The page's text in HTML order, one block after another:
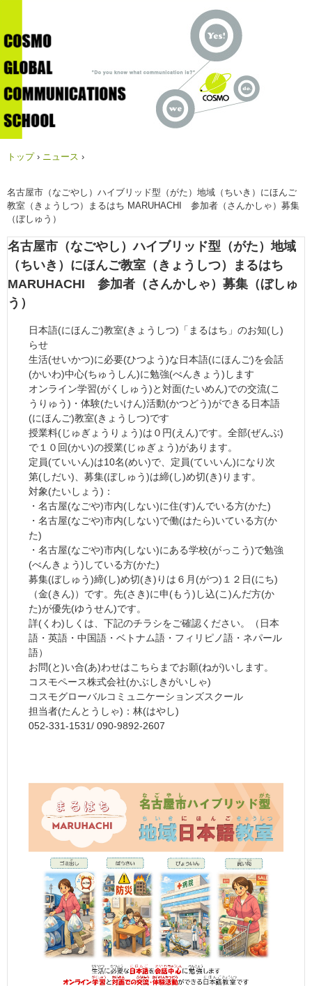
トップ › ニュース ›
名古屋市（なごやし）ハイブリッド型（がた）地域（ちいき）にほんご
教室（きょうしつ）まるはち MARUHACHI 参加者（さんかしゃ）募集
（ぼしゅう）
名古屋市（なごやし）ハイブリッド型（がた）地域
（ちいき）にほんご教室（きょうしつ）まるはち
MARUHACHI 参加者（さんかしゃ）募集（ぼしゅ
う）
日本語(にほんご)教室(きょうしつ)「まるはち」のお知(し)
らせ
生活(せいかつ)に必要(ひつよう)な日本語(にほんご)を会話
(かいわ)中心(ちゅうしん)に勉強(べんきょう)します
オンライン学習(がくしゅう)と対面(たいめん)での交流(こ
うりゅう)・体験(たいけん)活動(かつどう)ができる日本語
(にほんご)教室(きょうしつ)です
授業料(じゅぎょうりょう)は０円(えん)です。全部(ぜんぶ)
で１０回(かい)の授業(じゅぎょう)があります。
定員(ていいん)は10名(めい)で、定員(ていいん)になり次
第(しだい)、募集(ぼしゅう)は締(し)め切(き)ります。
対象(たいしょう)：
・名古屋(なごや)市内(しない)に住(す)んでいる方(かた)
・名古屋(なごや)市内(しない)で働(はたら)いている方(か
た)
・名古屋(なごや)市内(しない)にある学校(がっこう)で勉強
(べんきょう)している方(かた)
募集(ぼしゅう)締(し)め切(き)りは６月(がつ)１２日(にち)
（金(きん)）です。先(さき)に申(もう)し込(こ)んだ方(か
た)が優先(ゆうせん)です。
詳(くわ)しくは、下記のチラシをご確認ください。（日本
語・英語・中国語・ベトナム語・フィリピノ語・ネパール
語）
お問(と)い合(あ)わせはこちらまでお願(ねが)いします。
コスモペース株式会社(かぶしきがいしゃ)
コスモグローバルコミュニケーションズスクール
担当者(たんとうしゃ)：林(はやし)
052-331-1531/ 090-9892-2607